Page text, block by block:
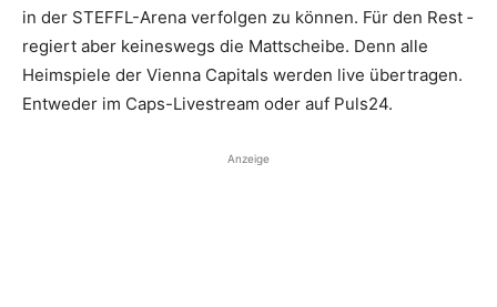
in der STEFFL-Arena verfolgen zu können. Für den Rest ­
regiert aber keineswegs die Mattscheibe. Denn alle
Heimspiele der Vienna Capitals werden live übertragen.
Entweder im Caps-Live­stream oder auf Puls24.
Anzeige